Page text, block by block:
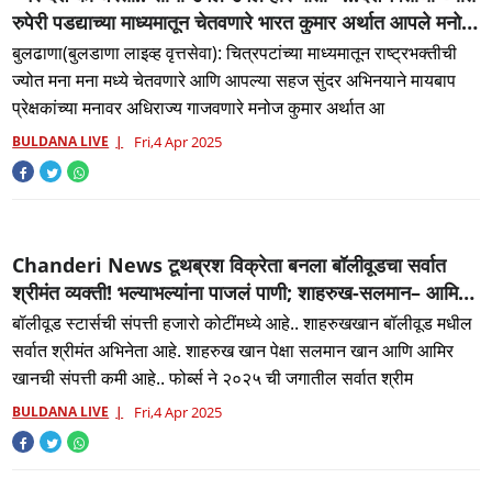
रुपेरी पडद्याच्या माध्यमातून चेतवणारे भारत कुमार अर्थात आपले मनोज
कुमार काळाच्या पडद्याआड..
बुलढाणा(बुलडाणा लाइव्ह वृत्तसेवा): चित्रपटांच्या माध्यमातून राष्ट्रभक्तीची
ज्योत मना मना मध्ये चेतवणारे आणि आपल्या सहज सुंदर अभिनयाने मायबाप
प्रेक्षकांच्या मनावर अधिराज्य गाजवणारे मनोज कुमार अर्थात आ
BULDANA LIVE Fri,4 Apr 2025
Chanderi News टूथब्रश विक्रेता बनला बॉलीवूडचा सर्वात
श्रीमंत व्यक्ती! भल्याभल्यांना पाजलं पाणी; शाहरुख-सलमान– आमिर
खानची संपत्ती एकत्र करूनही नाही होत बरोबरी...
बॉलीवूड स्टार्सची संपत्ती हजारो कोटींमध्ये आहे.. शाहरुखखान बॉलीवूड मधील
सर्वात श्रीमंत अभिनेता आहे. शाहरुख खान पेक्षा सलमान खान आणि आमिर
खानची संपत्ती कमी आहे.. फोर्ब्स ने २०२५ ची जगातील सर्वात श्रीम
BULDANA LIVE Fri,4 Apr 2025